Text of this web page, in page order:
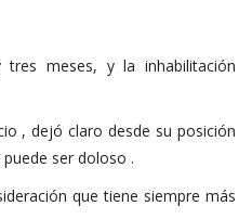
meses, y la inhabilitación
, dejó claro desde su posición
ser doloso .
que tiene siempre más